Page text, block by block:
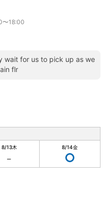
〜18:00
wait for us to pick up as we
flr
8/13木 8/14金